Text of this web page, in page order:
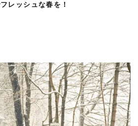
レッシュな春を！